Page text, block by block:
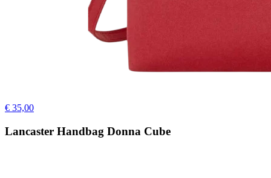
€ 35,00
Lancaster Handbag Donna Cube